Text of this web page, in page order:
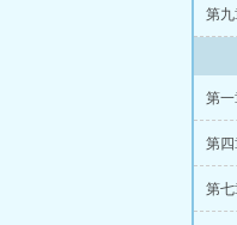
第
第
第
第七